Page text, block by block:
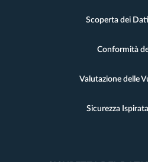
Scoperta dei
Conformità
Valutazione delle
Sicurezza